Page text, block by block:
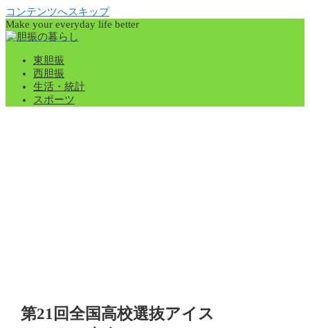
コンテンツへスキップ
Make your everyday life better
東胆振
西胆振
生活・統計
スポーツ
第21回全国高校選抜アイス